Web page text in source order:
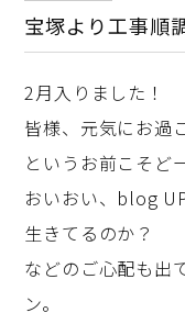
宝塚より工事順
2月入りました！
皆様、元気にお過
というお前こそど
おいおい、blog
生きてるのか？
などのご心配も出
ン。